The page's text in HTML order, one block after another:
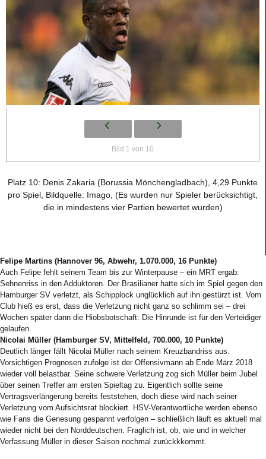
Bild 1 von 10
Platz 10: Denis Zakaria (Borussia Mönchengladbach), 4,29 Punkte
pro Spiel, Bildquelle: Imago, (Es wurden nur Spieler berücksichtigt,
die in mindestens vier Partien bewertet wurden)
Felipe Martins (Hannover 96, Abwehr, 1.070.000, 16 Punkte)
Auch Felipe fehlt seinem Team bis zur Winterpause – ein MRT ergab:
Sehnenriss in den Adduktoren. Der Brasilianer hatte sich im Spiel gegen den
Hamburger SV verletzt, als Schipplock unglücklich auf ihn gestürzt ist. Vom
Club hieß es erst, dass die Verletzung nicht ganz so schlimm sei – drei
Wochen später dann die Hiobsbotschaft: Die Hinrunde ist für den Verteidiger
gelaufen.
Nicolai Müller (Hamburger SV, Mittelfeld, 700.000, 10 Punkte)
Deutlich länger fällt Nicolai Müller nach seinem Kreuzbandriss aus.
Vorsichtigen Prognosen zufolge ist der Offensivmann ab Ende März 2018
wieder voll belastbar. Seine schwere Verletzung zog sich Müller beim Jubel
über seinen Treffer am ersten Spieltag zu. Eigentlich sollte seine
Vertragsverlängerung bereits feststehen, doch diese wird nach seiner
Verletzung vom Aufsichtsrat blockiert. HSV-Verantwortliche werden ebenso
wie Fans die Genesung gespannt verfolgen – schließlich läuft es aktuell mal
wieder nicht bei den Norddeutschen. Fraglich ist, ob, wie und in welcher
Verfassung Müller in dieser Saison nochmal zurückkkommt.